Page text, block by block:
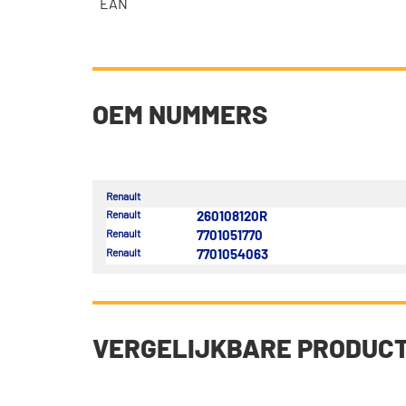
EAN
OEM NUMMERS
Renault
Renault
260108120R
Renault 7701051770
Renault 7701054063
VERGELIJKBARE